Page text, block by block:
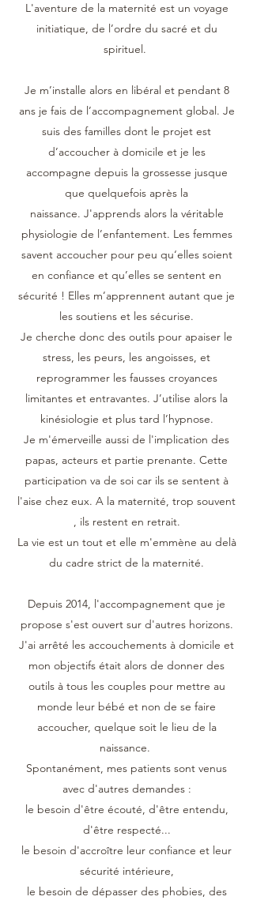
L'aventure de la maternité est un voyage
initiatique, de l’ordre du sacré et du
spirituel.
Je m’installe alors en libéral et pendant 8
ans je fais de l’accompagnement global. Je
suis des familles dont le projet est
d’accoucher à domicile et je les
accompagne depuis la grossesse jusque
que quelquefois après la
naissance. J'apprends alors la véritable
physiologie de l’enfantement. Les femmes
savent accoucher pour peu qu‘elles soient
en confiance et qu’elles se sentent en
sécurité ! Elles m’apprennent autant que je
les soutiens et les sécurise.
Je cherche donc des outils pour apaiser le
stress, les peurs, les angoisses, et
reprogrammer les fausses croyances
limitantes et entravantes. J’utilise alors la
kinésiologie et plus tard l’hypnose.
Je m'émerveille aussi de l'implication des
papas, acteurs et partie prenante. Cette
participation va de soi car ils se sentent à
l'aise chez eux. A la maternité, trop souvent
, ils restent en retrait.
La vie est un tout et elle m'emmène au delà
du cadre strict de la maternité.
Depuis 2014, l'accompagnement que je
propose s'est ouvert sur d'autres horizons.
J'ai arrêté les accouchements à domicile et
mon objectifs était alors de donner des
outils à tous les couples pour mettre au
monde leur bébé et non de se faire
accoucher, quelque soit le lieu de la
naissance.
Spontanément, mes patients sont venus
avec d'autres demandes :
le besoin d'être écouté, d'être entendu,
d'être respecté...
le besoin d'accroître leur confiance et leur
sécurité intérieure,
le besoin de dépasser des phobies, des